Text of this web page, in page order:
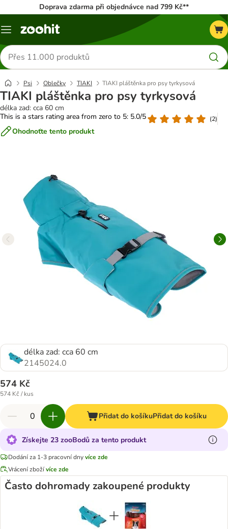
Doprava zdarma při objednávce nad 799 Kč**
Menu
Hledat
produkty
Psi Oblečky TIAKI TIAKI pláštěnka pro psy tyrkysová
TIAKI pláštěnka pro psy tyrkysová
délka zad: cca 60 cm
This is a stars rating area from zero to 5: 5.0/5
(2)
Ohodnoťte tento produkt
délka zad: cca 60 cm
2145024.0
574 Kč
574 Kč / kus
Přidat do košíkuPřidat do košíku
Získejte 23 zooBodů za tento produkt
Dodání za 1-3 pracovní dnyvíce zde
Vrácení zbožívíce zde
Často dohromady zakoupené produkty